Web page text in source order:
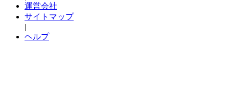
運営会社
サイトマップ
|
ヘルプ